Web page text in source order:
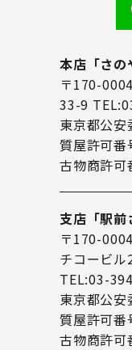
本店「さの
〒170-
33-9
東京都公安
質屋許可
古物商許
支店「駅前
〒170-
チコービル
TEL:03-
東京都公安
質屋許可
古物商許